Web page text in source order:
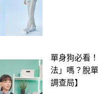
單身狗必看
法」嗎？脫
調查局】